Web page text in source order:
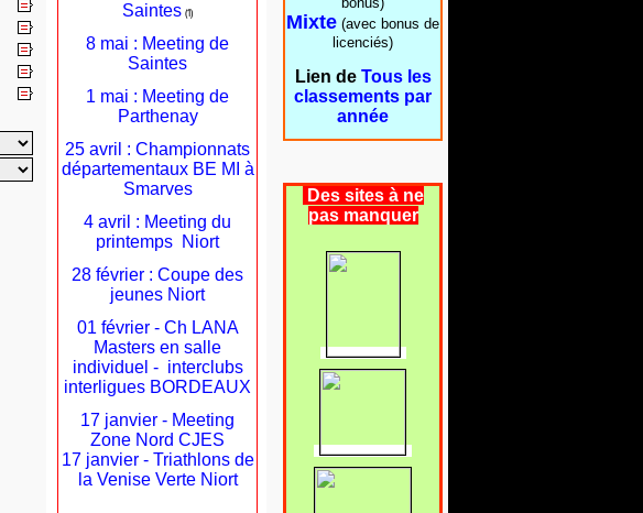
Saintes (1)
8 mai : Meeting de
Saintes
1 mai : Meeting de
Parthenay
25 avril : Championnats
départementaux BE MI à
Smarves
4 avril : Meeting du
printemps Niort
28 février : Coupe des
jeunes Niort
01 février - Ch LANA
Masters en salle
individuel - interclubs
interligues BORDEAUX
17 janvier - Meeting
Zone Nord CJES
17 janvier - Triathlons de
la Venise Verte Niort
Mixte (avec bonus de
licenciés)
Lien de Tous les
classements par
année
Des sites à ne
pas manquer